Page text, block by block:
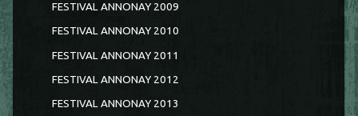
FESTIVAL ANNONAY 2009
FESTIVAL ANNONAY 2010
FESTIVAL ANNONAY 2011
FESTIVAL ANNONAY 2012
FESTIVAL ANNONAY 2013